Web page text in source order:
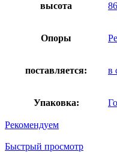
высота
Опоры
поставляется: в
Упаковка:
Рекомендуем
Быстрый просмотр